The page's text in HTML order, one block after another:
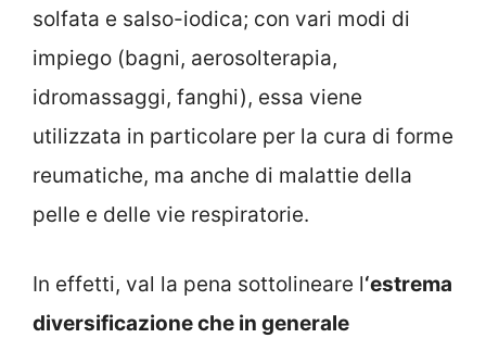
solfata e salso-iodica; con vari modi di
impiego (bagni, aerosolterapia,
idromassaggi, fanghi), essa viene
utilizzata in particolare per la cura di forme
reumatiche, ma anche di malattie della
pelle e delle vie respiratorie.
In effetti, val la pena sottolineare l‘estrema
diversificazione che in generale